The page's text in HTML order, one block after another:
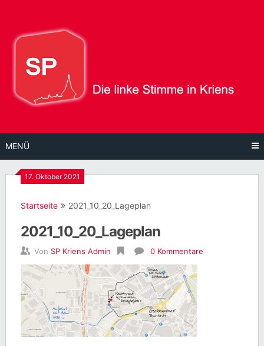
Inhalt
MENÜ
17. Oktober 2021
Startseite 2021_10_20_Lageplan
2021_10_20_Lageplan
Von SP Kriens Admin 0 Kommentare